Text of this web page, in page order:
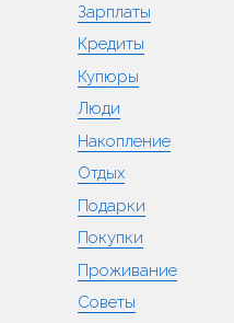
Зарплаты
Кредиты
Купюры
Люди
Накопление
Отдых
Подарки
Покупки
Проживание
Советы